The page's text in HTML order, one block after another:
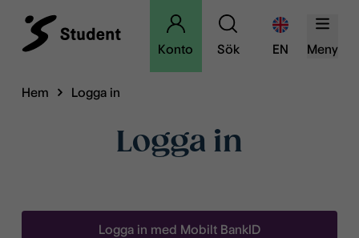
Konto Sök EN Meny
Hem Logga in
Logga in
Logga in med Mobilt BankID